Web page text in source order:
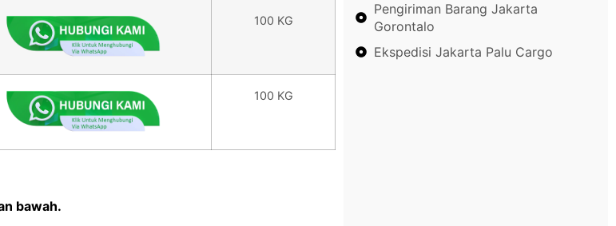
100 KG
100 KG
bawah.
Pengiriman Barang Jakarta
Gorontalo
Ekspedisi Jakarta Palu Cargo